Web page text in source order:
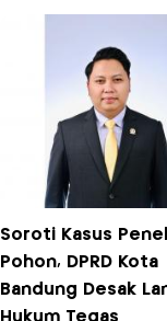
Soroti Kasus
Pohon, DPRD Kota
Bandung Desak
Hukum Tegas